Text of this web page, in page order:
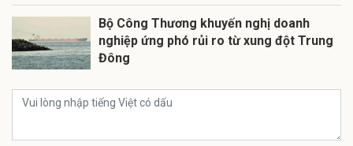
Bộ Công Thương khuyến nghị doanh
nghiệp ứng phó rủi ro từ xung đột Trung
Đông